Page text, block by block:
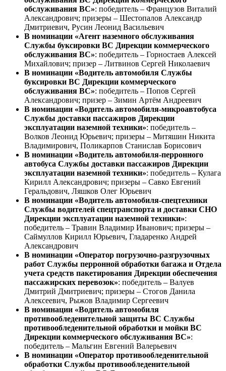
обслуживания ВС»: победитель – Французов Виталий
Александрович; призеры – Шестопалов Александр
Дмитриевич, Русин Леонид Васильевич
В номинации «Агент наземного обслуживания
Службы буксировки ВС Дирекции коммерческого
обслуживания ВС»: победитель – Горностаев Алексей
Михайлович; призер – Литвинов Сергей Николаевич
В номинации «Водитель автомобиля Службы
буксировки ВС Дирекции коммерческого
обслуживания ВС»: победитель – Попов Сергей
Александрович; призер – Зимин Артём Андреевич
В номинации «Водитель автомобиля-микроавтобуса
Службы доставки пассажиров Дирекции
эксплуатации наземной техники»: победитель –
Волков Леонид Юрьевич; призеры – Митяшин Никита
Владимирович, Поликарпов Станислав Борисович
В номинации «Водитель автомобиля-перронного
автобуса Службы доставки пассажиров Дирекции
эксплуатации наземной техники»: победитель – Кулага
Кирилл Александрович; призеры – Савко Евгений
Геральдович, Ляшков Олег Юрьевич
В номинации «Водитель автомобиля-спецтехники
Службы водителей спецтранспорта и доставки СНО
Дирекции эксплуатации наземной техники»:
победитель – Травин Владимир Иванович; призеры –
Саймуллов Кирилл Юрьевич, Гладаренко Андрей
Александрович
В номинации «Оператор погрузочно-разгрузочных
работ Службы перронной обработки багажа и Отдела
учета средств пакетирования Дирекции обеспечения
пассажирских перевозок»: победитель – Валуев
Дмитрий Дмитриевич; призеры – Стогов Данила
Алексеевич, Рыжов Владимир Сергеевич
В номинации «Водитель автомобиля
противообледенительной защиты ВС Службы
противообледенительной обработки и мойки ВС
Дирекции коммерческого обслуживания ВС»:
победитель – Мальгин Евгений Валерьевич
В номинации «Оператор противообледенительной
обработки Службы противообледенительной